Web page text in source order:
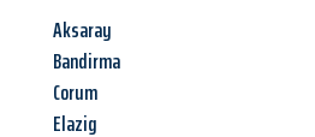
Aksaray
Bandirma
Corum
Elazig